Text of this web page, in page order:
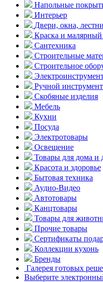
Напольные
Интерьер
Двери, окна,
Краска и
Сантехника
Строительные
Строительное
Ручной инструмент
Скобяные изделия
Мебель
Кухни
Посуда
Электротовары
Освещение
Товары для дома и
Красота и здоровье
Бытовая техника
Аудио-Видео
Автотовары
Канцтовары
Товары для
Прочие товары
Сертификаты
Коллекции кухонь
Бренды
Галерея готовых
Выберите